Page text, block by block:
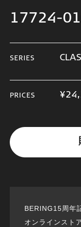
17724-
SERIES
PRICES
BERING15周年
オンラインスト